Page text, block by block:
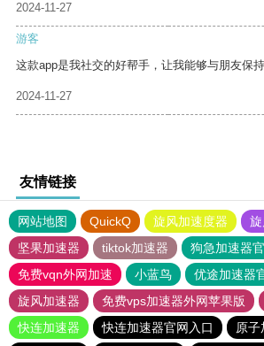
2024-11-27
游客
这款app是我社交的好帮手，让我能够与朋友保
2024-11-27
友情链接
网站地图 QuickQ 旋风加速度器
坚果加速器
tiktok加速器
狗急加速器
免费vqn外网加速
小蓝鸟 优途加速器
旋风加速器
免费vps加速器外网苹果版
快连加速器
快连加速器官网入口
原子